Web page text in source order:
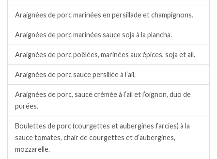
Araignées de porc marinées en persillade et champignons.
Araignées de porc marinées sauce soja à la plancha.
Araignées de porc poêlées, marinées aux épices, soja et ail.
Araignées de porc sauce persillée à l’ail.
Araignées de porc, sauce crémée à l’ail et l’oignon, duo de
purées.
Boulettes de porc (courgettes et aubergines farcies) à la
sauce tomates, chair de courgettes et d’aubergines,
mozzarelle.